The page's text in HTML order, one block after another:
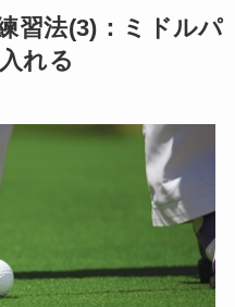
習法(3)：ミドルパ
れる